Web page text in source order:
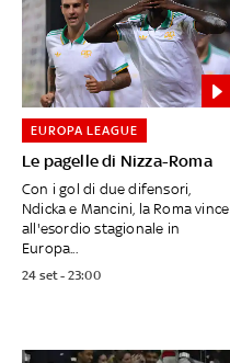
Le pagelle di Nizza-Roma
EUROPA LEAGUE
Con i gol di due difensori,
Ndicka e Mancini, la Roma vince
all'esordio stagionale in
Europa...
24 set - 23:00